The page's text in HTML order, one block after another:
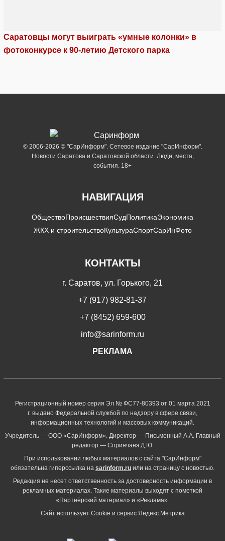
Саратовцы могут выиграть «умные колонки» в
фотоконкурсе к 90-летию Детского парка
© 2006-2026 © "СарИнформ". Сетевое издание "СарИнформ".
Новости Саратова и Саратовской области. Люди, места,
события. 18+
НАВИГАЦИЯ
ОбществоПроисшествияСудПолитикаЭкономика
ЖКХ и строительствоКультураСпортСарИнФото
КОНТАКТЫ
г. Саратов, ул. Горького, 21
+7 (917) 982-81-37
+7 (8452) 659-600
info@sarinform.ru
РЕКЛАМА
Регистрационный номер серия Эл № ФС77-80393 от 01 марта 2021
г. выдано Федеральной службой по надзору в сфере связи,
информационных технологий и массовых коммуникаций.
Учредитель — ООО «СарИнформ». Директор — Письменный А.А. Главный
редактор — Спринчанэ Д.Ю.
При использовании любых материалов с сайта "СарИнформ"
обязательна гиперссылка на sarinform.ru или на страницу с новостью.
Редакция не несет ответственность за достоверность информации в
рекламных материалах. Такие материалы выходят с пометкой
«Партнёрский материал» и «Реклама».
Сайт использует Cookie и сервиc Яндекс.Метрика